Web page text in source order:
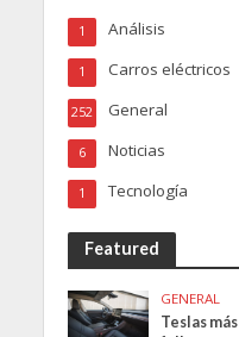
Análisis
1
Carros eléctricos
1
General
252
Noticias
6
Tecnología
1
Featured
GENERAL
Teslas